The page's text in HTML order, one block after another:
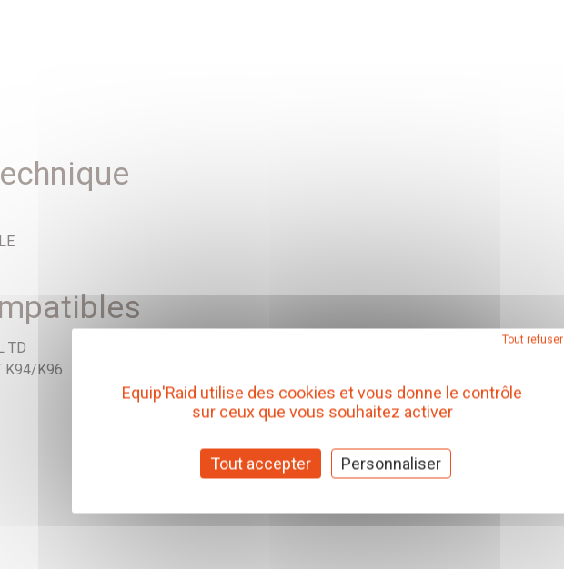
TD
K94/K96
Equip'Raid utilise des cookies et vous donne le contrôle
sur ceux que vous souhaitez activer
Tout accepter
Tout refuser
Personnaliser